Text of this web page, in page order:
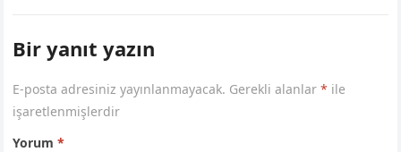
Bir yanıt yazın
E-posta adresiniz yayınlanmayacak. Gerekli alanlar* ile
işaretlenmişlerdir
Yorum*